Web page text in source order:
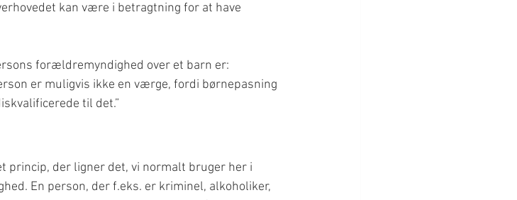
kan være i betragtning for at have
forældremyndighed over et barn er:
er muligvis ikke en værge, fordi børnepasning
til det.”
princip, der ligner det, vi normalt bruger her i
En person, der f.eks. er kriminel, alkoholiker,